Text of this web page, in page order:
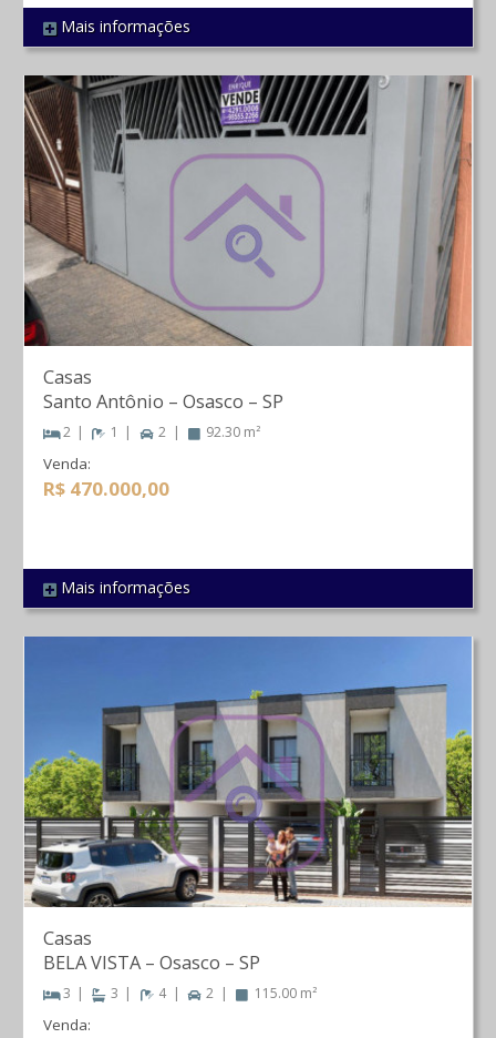
REF 7Mais informações
REF 36
Casas
Santo Antônio – Osasco – SP
2 1 2 92.30 m²
Venda:
R$ 470.000,00
Mais informações
Casas
BELA VISTA– Osasco – SP
3 3 4 2 115.00 m²
Venda: